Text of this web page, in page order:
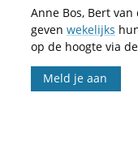
Anne Bos, Bert
geven wekelijks
op de hoogte via
Meld je aan